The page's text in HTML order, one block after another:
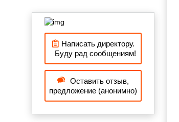
Написать директору.
Буду рад сообщениям!
Оставить отзыв,
предложение (анонимно)